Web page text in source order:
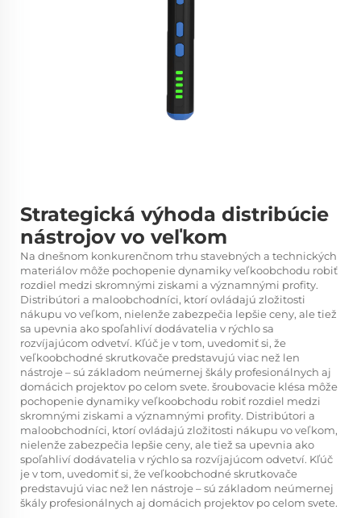
Strategická výhoda distribúcie
nástrojov vo veľkom
Na dnešnom konkurenčnom trhu stavebných a technických
materiálov môže pochopenie dynamiky veľkoobchodu robiť
rozdiel medzi skromnými ziskami a významnými profity.
Distribútori a maloobchodníci, ktorí ovládajú zložitosti
nákupu vo veľkom, nielenže zabezpečia lepšie ceny, ale tiež
sa upevnia ako spoľahliví dodávatelia v rýchlo sa
rozvíjajúcom odvetví. Kľúč je v tom, uvedomiť si, že
veľkoobchodné skrutkovače predstavujú viac než len
nástroje – sú základom neúmernej škály profesionálnych aj
domácich projektov po celom svete. šroubovacie klésa môže
pochopenie dynamiky veľkoobchodu robiť rozdiel medzi
skromnými ziskami a významnými profity. Distribútori a
maloobchodníci, ktorí ovládajú zložitosti nákupu vo veľkom,
nielenže zabezpečia lepšie ceny, ale tiež sa upevnia ako
spoľahliví dodávatelia v rýchlo sa rozvíjajúcom odvetví. Kľúč
je v tom, uvedomiť si, že veľkoobchodné skrutkovače
predstavujú viac než len nástroje – sú základom neúmernej
škály profesionálnych aj domácich projektov po celom svete.